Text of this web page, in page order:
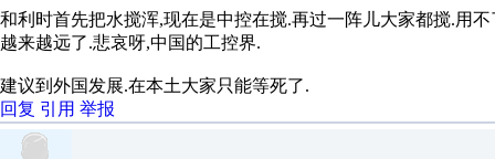
和利时首先把水搅浑,现在是中控在搅.再过一阵儿大家都搅.用
越来越远了.悲哀呀,中国的工控界.
建议到外国发展.在本土大家只能等死了.
回复 引用 举报